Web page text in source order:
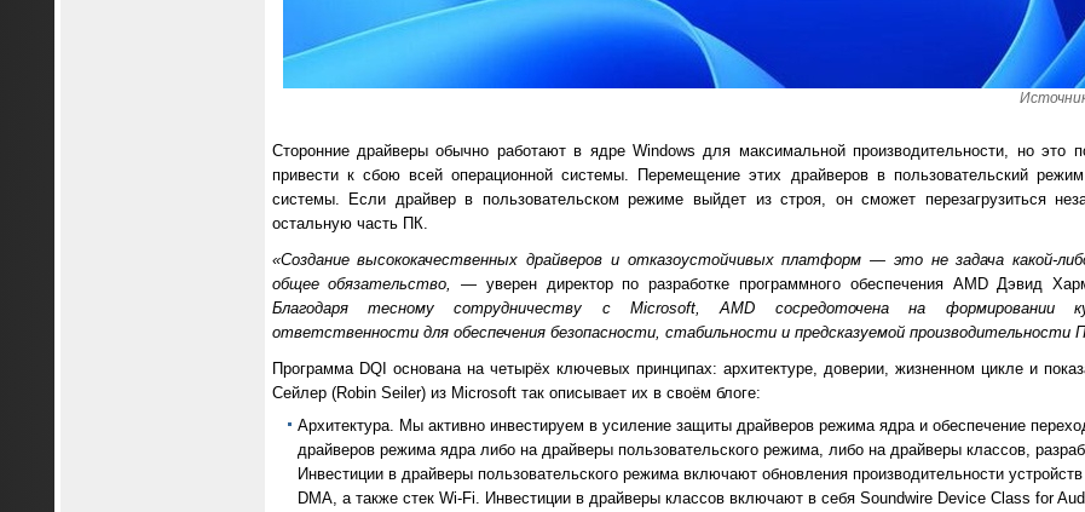
Сторонние драйверы обычно работают в ядре Windows для максимальной производительности, но это
привести к сбою всей операционной системы. Перемещение этих драйверов в пользовательский
системы. Если драйвер в пользовательском режиме выйдет из строя, он сможет перезагрузиться
остальную часть ПК.
«Создание высококачественных драйверов и отказоустойчивых платформ — это не задача какой-
общее обязательство,
— уверен директор по разработке программного обеспечения AMD Дэвид
Благодаря тесному сотрудничеству с Microsoft, AMD сосредоточена на формировании
ответственности для обеспечения безопасности, стабильности и предсказуемой производительности
Программа DQI основана на четырёх ключевых принципах: архитектуре, доверии, жизненном цикле и
Сейлер (Robin Seiler) из Microsoft так описывает их в своём блоге:
Архитектура. Мы активно инвестируем в усиление защиты драйверов режима ядра и обеспечение
драйверов режима ядра либо на драйверы пользовательского режима, либо на драйверы классов,
Инвестиции в драйверы пользовательского режима включают обновления производительности
DMA, а также стек Wi-Fi. Инвестиции в драйверы классов включают в себя Soundwire Device Class for